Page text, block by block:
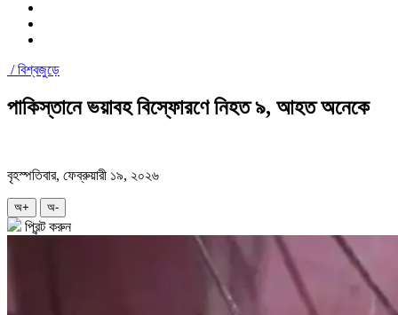
/বিশ্বজুড়ে
পাকিস্তানে ভয়াবহ বিস্ফোরণে নিহত ৯, আহত অনেকে
বৃহস্পতিবার, ফেব্রুয়ারী ১৯, ২০২৬
অ+ অ-
প্রিন্ট করুন